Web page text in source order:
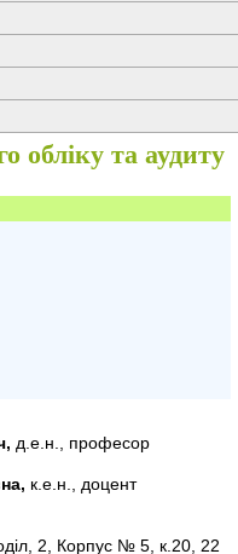
обліку та аудиту
д.е.н., професор
к.е.н., доцент
2, Корпус № 5, к.20, 22